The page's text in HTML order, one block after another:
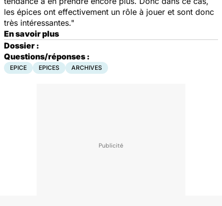
les épices ont effectivement un rôle à jouer et sont donc
très intéressantes."
En savoir plus
Dossier :
Questions/réponses :
EPICE EPICES ARCHIVES